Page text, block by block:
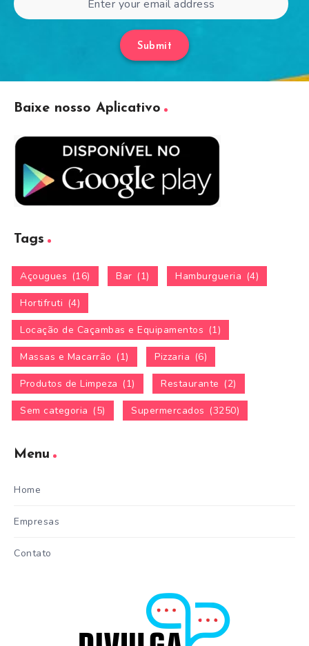
Submit
Baixe nosso Aplicativo
Tags
Açougues (16) Bar (1) Hamburgueria (4)
Hortifruti (4)
Locação de Caçambas e Equipamentos (1)
Massas e Macarrão (1) Pizzaria (6)
Produtos de Limpeza (1) Restaurante (2)
Sem categoria (5) Supermercados (3250)
Menu
Home
Empresas
Contato